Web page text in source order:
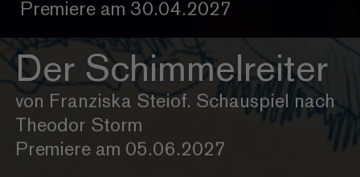
Premiere am 30.04.2027
Der Schimmelreiter
von Franziska Steiof. Schauspiel nach
Theodor Storm
Premiere am 05.06.2027